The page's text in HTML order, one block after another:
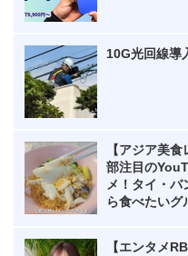
10G光回線導
【アジア美
部注目の
メ！タイ・バ
ら食べたいグ
【エンタメ